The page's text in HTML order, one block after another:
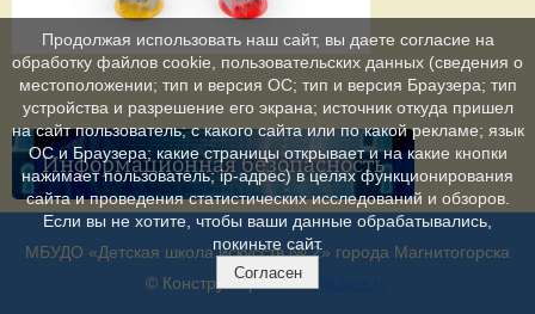
Информационная безопасность
МБУДО «Детская школа искусств № 2» города Магнитогорска
© Конструктор сайтов
Продолжая использовать наш сайт, вы даете согласие на
обработку файлов cookie, пользовательских данных (сведения о
местоположении; тип и версия ОС; тип и версия Браузера; тип
устройства и разрешение его экрана; источник откуда пришел
на сайт пользователь; с какого сайта или по какой рекламе; язык
ОС и Браузера; какие страницы открывает и на какие кнопки
нажимает пользователь; ip-адрес) в целях функционирования
сайта и проведения статистических исследований и обзоров.
Если вы не хотите, чтобы ваши данные обрабатывались,
покиньте сайт.
Согласен